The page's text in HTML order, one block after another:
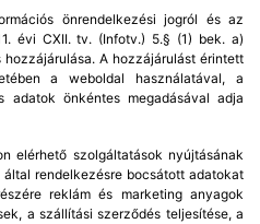
önrendelkezési jogról és az
évi CXII. tv. (Infotv.) 5.§ (1) bek. a)
A hozzájárulást érintett
a weboldal használatával, a
adatok önkéntes megadásával adja
elérhető szolgáltatások nyújtásának
rendelkezésre bocsátott adatokat
reklám és marketing anyagok
a szállítási szerződés teljesítése, a